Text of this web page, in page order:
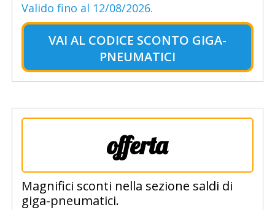
Valido fino al 12/08/2026.
VAI AL CODICE SCONTO GIGA-
PNEUMATICI
offerta
Magnifici sconti nella sezione saldi di
giga-pneumatici.